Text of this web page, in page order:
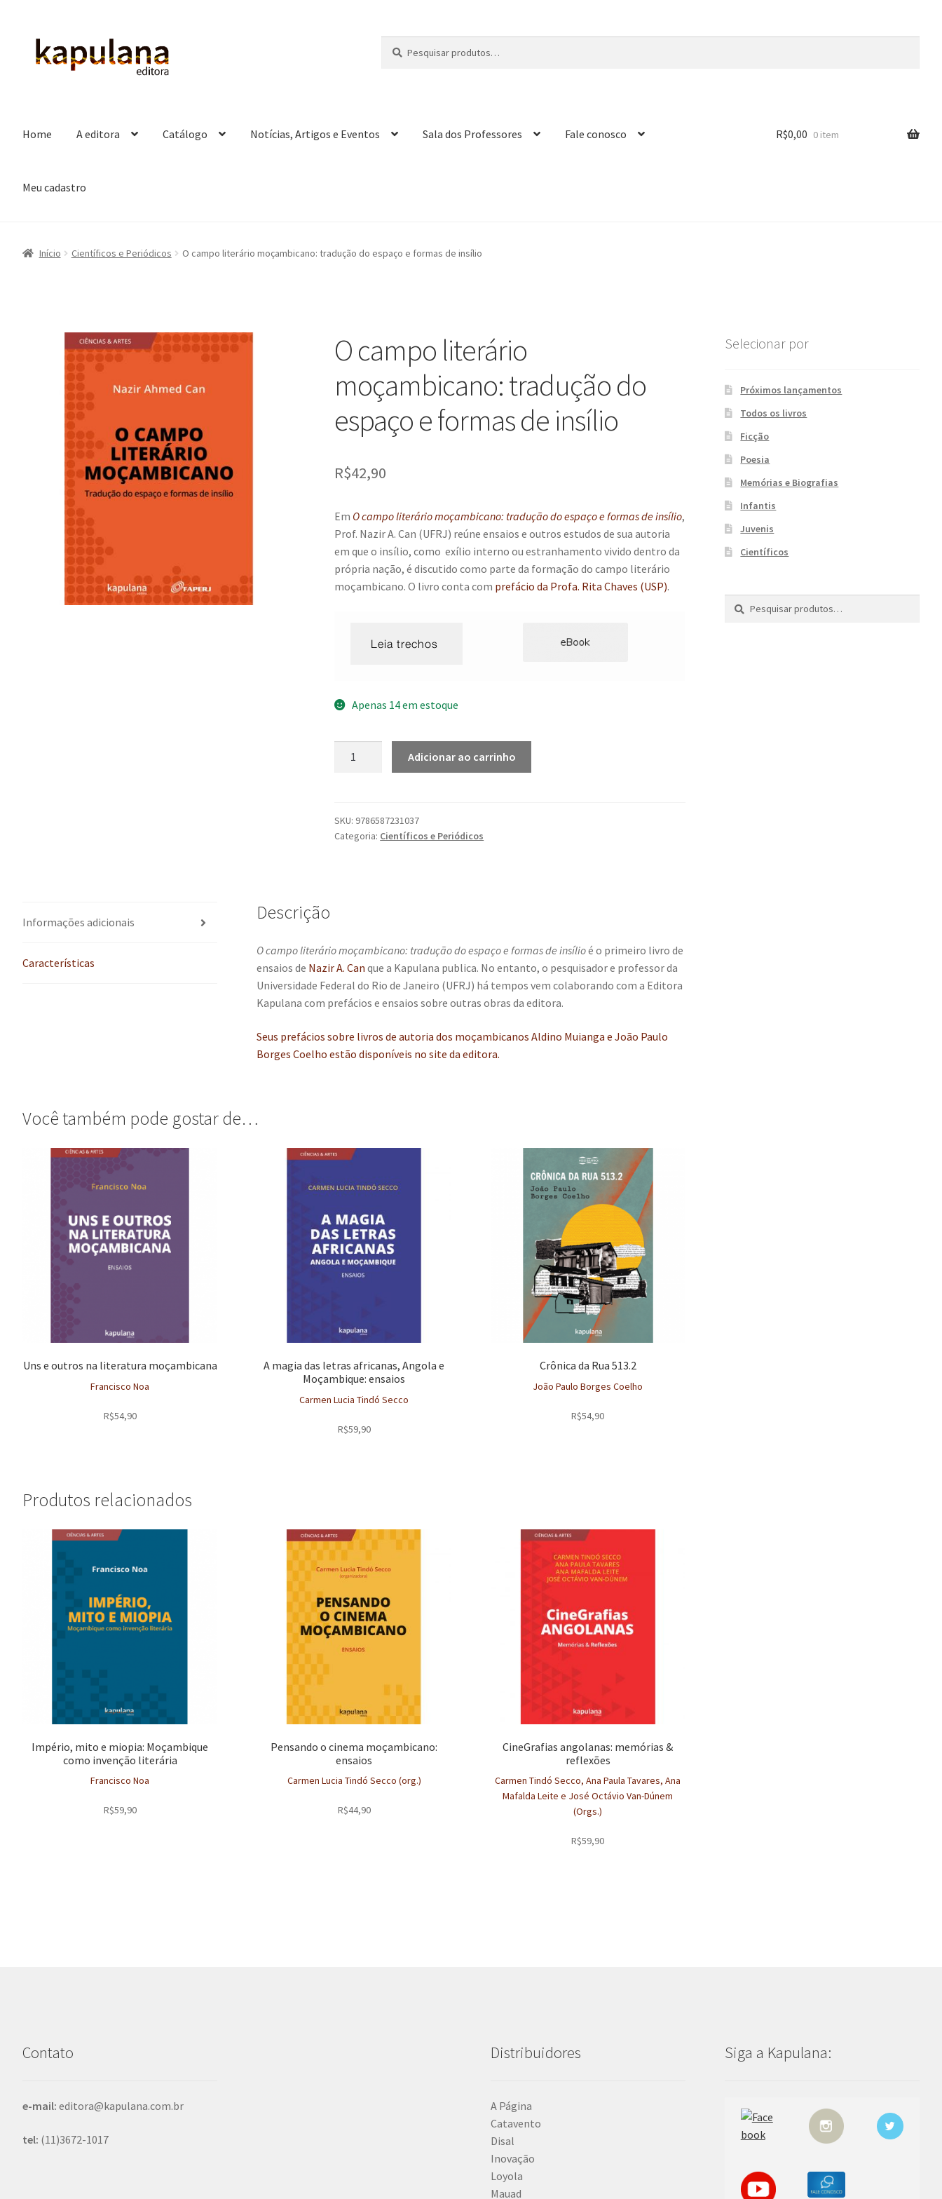
Pular
para
Pular
para
por:
Home A editora Catálogo Notícias, Artigos e Eventos Sala dos Professores Fale conosco
Meu cadastro
R$0,00 0 item
Início Científicos e Periódicos O campo literário moçambicano: tradução do espaço e formas de insílio
O campo literário
moçambicano: tradução do
espaço e formas de insílio
R$42,90
Em O campo literário moçambicano: tradução do espaço e formas de insílio,
Prof. Nazir A. Can (UFRJ) reúne ensaios e outros estudos de sua autoria
em que o insílio, como exílio interno ou estranhamento vivido dentro da
própria nação, é discutido como parte da formação do campo literário
moçambicano. O livro conta com prefácio da Profa. Rita Chaves (USP).
Apenas 14 em estoque
tradução
do
Adicionar ao carrinho
SKU: 9786587231037
Categoria: Científicos e Periódicos
Informações adicionais
Características
Descrição
O campo literário moçambicano: tradução do espaço e formas de insílioé o primeiro livro de
ensaios de Nazir A. Can que a Kapulana publica. No entanto, o pesquisador e professor da
Universidade Federal do Rio de Janeiro (UFRJ) há tempos vem colaborando com a Editora
Kapulana com prefácios e ensaios sobre outras obras da editora.
Seus prefácios sobre livros de autoria dos moçambicanos Aldino Muianga e João Paulo
Borges Coelho estão disponíveis no site da editora.
Você também pode gostar de…
Uns e outros na literatura moçambicana
Francisco Noa
R$54,90
A magia das letras africanas, Angola e
Moçambique: ensaios
Carmen Lucia Tindó Secco
R$59,90
Crônica da Rua 513.2
João Paulo Borges Coelho
R$54,90
Produtos relacionados
Império, mito e miopia: Moçambique
como invenção literária
Francisco Noa
R$59,90
Pensando o cinema moçambicano:
ensaios
Carmen Lucia Tindó Secco (org.)
R$44,90
CineGrafias angolanas: memórias &
reflexões
Carmen Tindó Secco, Ana Paula Tavares, Ana
Mafalda Leite e José Octávio Van-Dúnem
(Orgs.)
R$59,90
Selecionar por
Próximos lançamentos
Todos os livros
Ficção
Poesia
Memórias e Biografias
Infantis
Juvenis
Científicos
Pesquisar
Contato
e-mail: editora@kapulana.com.br
tel: (11)3672-1017
Distribuidores
A Página
Catavento
Disal
Inovação
Loyola
Mauad
Siga a Kapulana: